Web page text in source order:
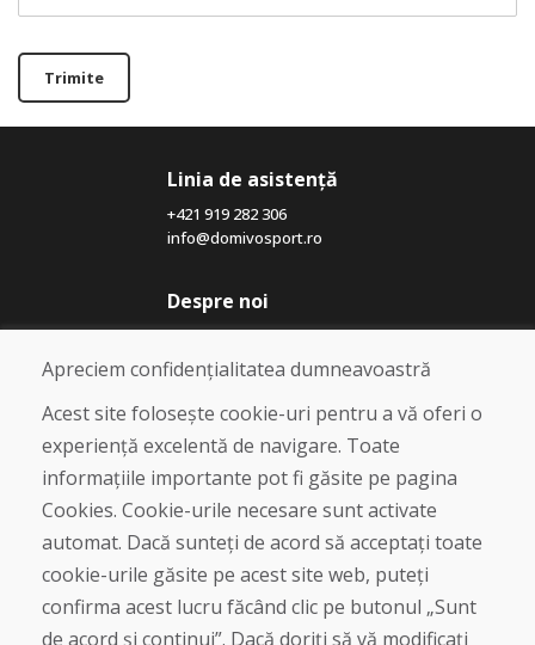
Trimite
Linia de asistență
+421 919 282 306
info@domivosport.ro
Despre noi
Blog
Despre noi
Magazin
Contact
Cumpărare
Magazin online
Livrare și plată
Plângere
Retur și schimb de mărfuri
Protecția datelor cu caracter personal
Apreciem confidențialitatea dumneavoastră
Acest site folosește cookie-uri pentru a vă oferi o
experiență excelentă de navigare. Toate
informațiile importante pot fi găsite pe pagina
Cookies. Cookie-urile necesare sunt activate
automat. Dacă sunteți de acord să acceptați toate
cookie-urile găsite pe acest site web, puteți
confirma acest lucru făcând clic pe butonul „Sunt
de acord și continui”. Dacă doriți să vă modificați